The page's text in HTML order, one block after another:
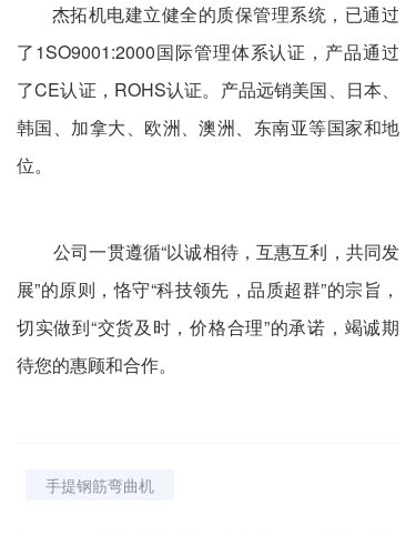
杰拓机电建立健全的质保管理系统，已通过
了1SO9001:2000国际管理体系认证，产品通过
了CE认证，ROHS认证。产品远销美国、日本、
韩国、加拿大、欧洲、澳洲、东南亚等国家和地
位。
公司一贯遵循“以诚相待，互惠互利，共同发
展”的原则，恪守“科技领先，品质超群”的宗旨，
切实做到“交货及时，价格合理”的承诺，竭诚期
待您的惠顾和合作。
手提钢筋弯曲机